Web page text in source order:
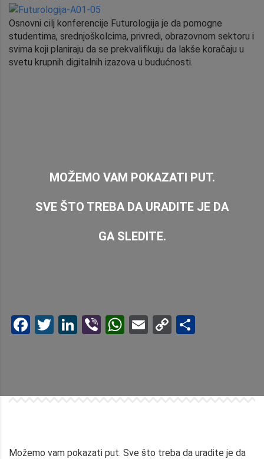
Osnovni cilj konferencije Futurologija je da pomogne
studentima, srednjoškolcima, privredi, obrazovnom sektoru i
svima koji planiraju da se prekvalifikuju da lakše koračaju u
svetu krupnih digitalnih izazova u budućnosti.
MOŽEMO VAM POKAZATI PUT.
SVE ŠTO TREBA DA URADITE JE DA
GA SLEDITE.
Facebook
TwitterLinkedIn
ViberWhatsApp
Email
Copy
Možemo vam pokazati put. Sve što treba da uradite je da